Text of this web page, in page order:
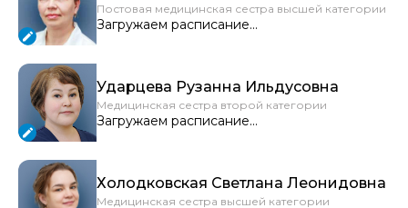
Постовая медицинская сестра высшей категории
Загружаем расписание...
Ударцева Рузанна Ильдусовна
Медицинская сестра второй категории
Загружаем расписание...
Холодковская Светлана Леонидовна
Медицинская сестра высшей категории